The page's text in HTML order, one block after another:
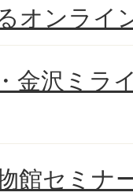
オンライ
金沢ミラ
館セミナ